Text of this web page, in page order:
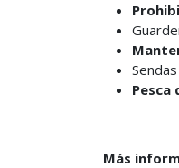
Más